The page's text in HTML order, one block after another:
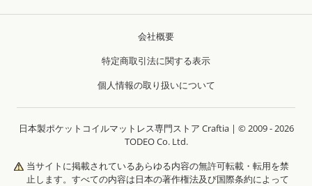
クイーンQ2 ：幅160cm×長さ195cm（2枚組）
ピロートップ
返品・交換・キャンセルについて
搬入経路について
よくあるご質問
お問い合わせ
会社概要
特定商取引法に関する表示
個人情報の取り扱いについて
日本製ポケットコイルマットレス専門ストア Craftia | © 2009 - 2026
TODEO Co. Ltd.
当サイトに掲載されているあらゆる内容の無許可転載・転用を禁
止します。 すべての内容は日本の著作権法及び国際条約によって